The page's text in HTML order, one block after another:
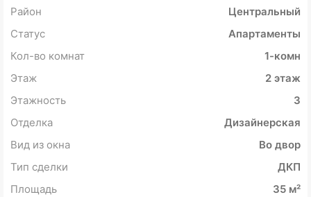
Район
Центральный
Статус
Апартаменты
Кол-во комнат
1-комн
Этаж
2 этаж
Этажность
3
Отделка
Дизайнерская
Вид из окна
Во двор
Тип сделки
ДКП
Площадь
35 м²